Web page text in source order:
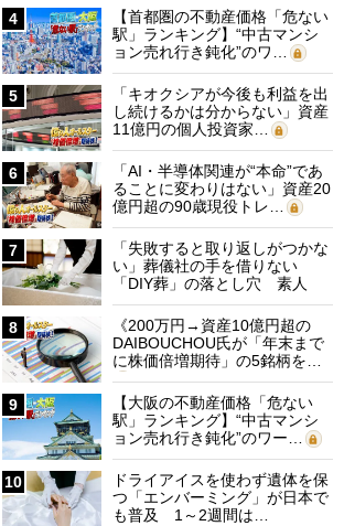
4
【首都圏の不動産価格「危ない
駅」ランキング】“中古マンシ
ョン売れ行き鈍化”のワ…
5
「キオクシアが今後も利益を出
し続けるかは分からない」資産
11億円の個人投資家…
6
「AI・半導体関連が“本命”であ
ることに変わりはない」資産20
億円超の90歳現役トレ…
7
「失敗すると取り返しがつかな
い」葬儀社の手を借りない
「DIY葬」の落とし穴 素人
に…
8
《200万円→資産10億円超の
DAIBOUCHOU氏が「年末まで
に株価倍増期待」の5銘柄を…
9
【大阪の不動産価格「危ない
駅」ランキング】“中古マンシ
ョン売れ行き鈍化”のワー…
10
ドライアイスを使わず遺体を保
つ「エンバーミング」が日本で
も普及 1～2週間は…